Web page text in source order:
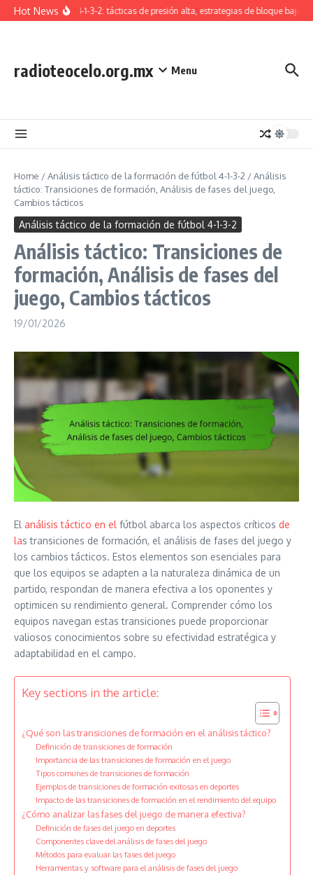
Skip to content
Hot News
Formación 4-1-3-2: tácticas de presión alta, estrategias de bloque bajo,
radioteocelo.org.mx Menu
Home /Análisis táctico de la formación de fútbol 4-1-3-2 /Análisis
táctico: Transiciones de formación, Análisis de fases del juego,
Cambios tácticos
Análisis táctico de la formación de fútbol 4-1-3-2
Análisis táctico: Transiciones de
formación, Análisis de fases del
juego, Cambios tácticos
19/01/2026
El análisis táctico en el fútbol abarca los aspectos críticos de
las transiciones de formación, el análisis de fases del juego y
los cambios tácticos. Estos elementos son esenciales para
que los equipos se adapten a la naturaleza dinámica de un
partido, respondan de manera efectiva a los oponentes y
optimicen su rendimiento general. Comprender cómo los
equipos navegan estas transiciones puede proporcionar
valiosos conocimientos sobre su efectividad estratégica y
adaptabilidad en el campo.
Key sections in the article:
¿Qué son las transiciones de formación en el análisis táctico?
Definición de transiciones de formación
Importancia de las transiciones de formación en el juego
Tipos comunes de transiciones de formación
Ejemplos de transiciones de formación exitosas en deportes
Impacto de las transiciones de formación en el rendimiento del equipo
¿Cómo analizar las fases del juego de manera efectiva?
Definición de fases del juego en deportes
Componentes clave del análisis de fases del juego
Métodos para evaluar las fases del juego
Herramientas y software para el análisis de fases del juego